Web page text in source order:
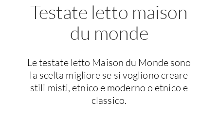
Cucine Moderne
Cucine Country
Consigli Cucine
Attrezzature Interne
Irrigazione
Casette in Legno
Pergole
Giardinaggio
Piante
Testate letto maison
du monde
Le testate letto Maison du Monde sono
la scelta migliore se si vogliono creare
stili misti, etnico e moderno o etnico e
classico.